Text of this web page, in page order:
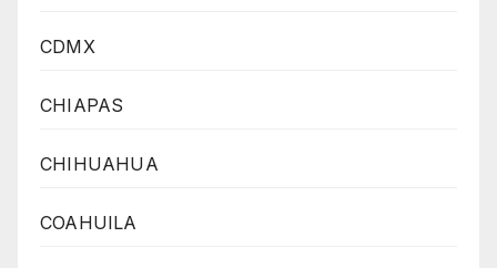
CDMX
CHIAPAS
CHIHUAHUA
COAHUILA